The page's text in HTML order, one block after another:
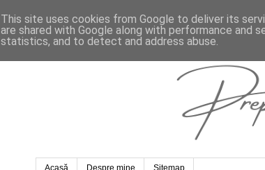
Acasă Despre mine Sitemap
This site uses cookies from Google to deliver its
are shared with Google along with performance and
statistics, and to detect and address abuse.